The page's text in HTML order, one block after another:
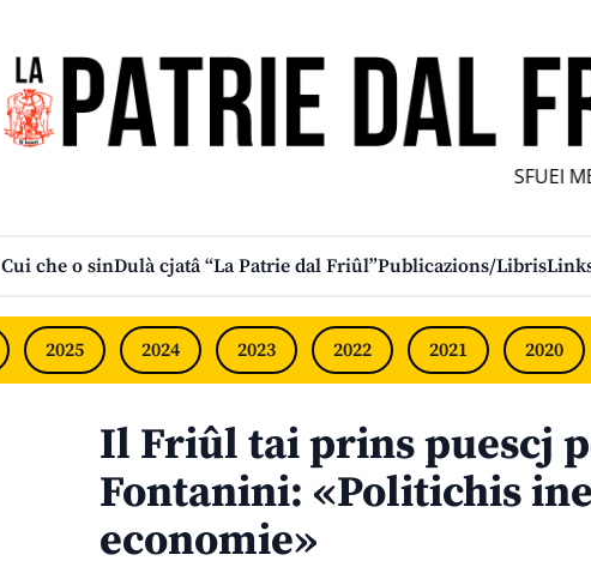
SFUEI
Cui che o sinDulà cjatâ “La Patrie dal Friûl”Publicazions/Libris
2025 2024 2023 2022 2021 2020
Il Friûl tai prins puescj
Fontanini: «Politichis
economie»